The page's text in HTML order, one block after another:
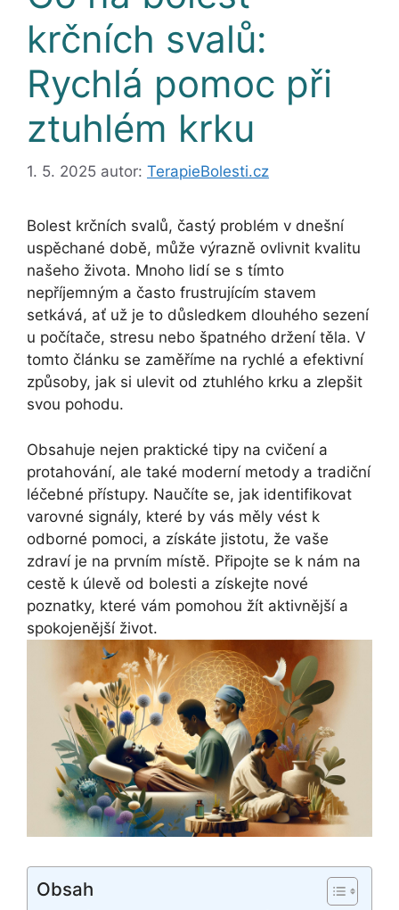
krčních svalů:
Rychlá pomoc při
ztuhlém krku
1. 5. 2025 autor: TerapieBolesti.cz
Bolest krčních svalů, častý problém v dnešní
uspěchané době, může výrazně ovlivnit kvalitu
našeho života. Mnoho lidí se s tímto
nepříjemným a často frustrujícím stavem
setkává, ať už je to důsledkem dlouhého sezení
u počítače, stresu nebo špatného držení těla. V
tomto článku se zaměříme na rychlé a efektivní
způsoby, jak si ulevit od ztuhlého krku a zlepšit
svou pohodu.
Obsahuje nejen praktické tipy na cvičení a
protahování, ale také moderní metody a tradiční
léčebné přístupy. Naučíte se, jak identifikovat
varovné signály, které by vás měly vést k
odborné pomoci, a získáte jistotu, že vaše
zdraví je na prvním místě. Připojte se k nám na
cestě k úlevě od bolesti a získejte nové
poznatky, které vám pomohou žít aktivnější a
spokojenější život.
Obsah